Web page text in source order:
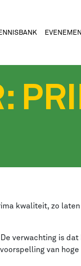
kwaliteit, zo
verwachting is dat
van hoge